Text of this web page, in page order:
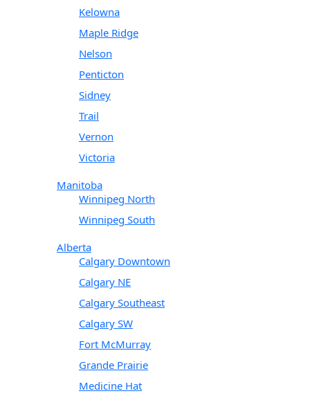
Kelowna
Maple Ridge
Nelson
Penticton
Sidney
Trail
Vernon
Victoria
Manitoba
Winnipeg North
Winnipeg South
Alberta
Calgary Downtown
Calgary NE
Calgary Southeast
Calgary SW
Fort McMurray
Grande Prairie
Medicine Hat